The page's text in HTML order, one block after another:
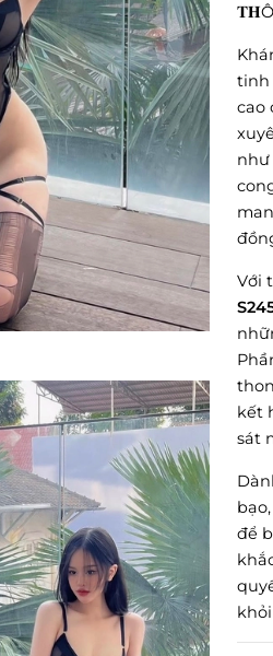
tinh
cao
như
Với
kết
sát
bạo,
để